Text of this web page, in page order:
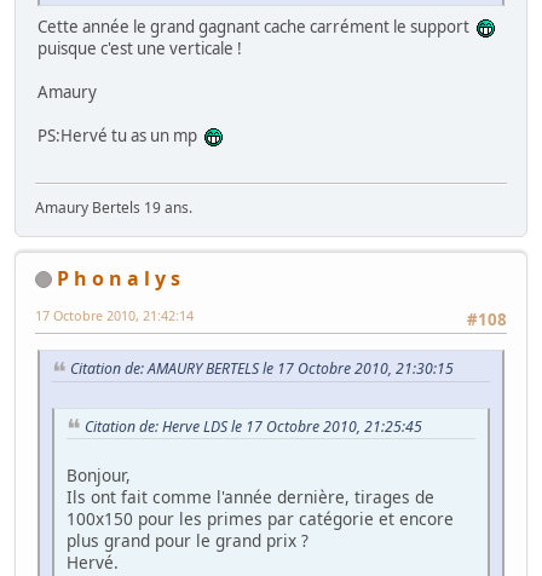
Cette année le grand gagnant cache carrément le support
puisque c'est une verticale !
Amaury
PS:Hervé tu as un mp
Amaury Bertels 19 ans.
P h o n a l y s
#108
17 Octobre 2010, 21:42:14
Citation de: AMAURY BERTELS le 17 Octobre 2010, 21:30:15
Citation de: Herve LDS le 17 Octobre 2010, 21:25:45
Bonjour,
Ils ont fait comme l'année dernière, tirages de
100x150 pour les primes par catégorie et encore
plus grand pour le grand prix ?
Hervé.